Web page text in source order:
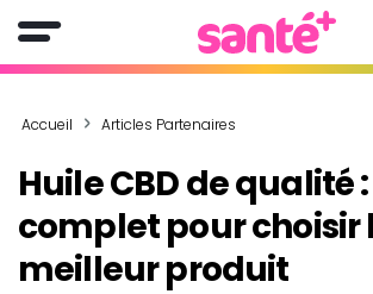
Accueil Articles Partenaires
Huile CBD de qualité
complet pour choisir
meilleur produit